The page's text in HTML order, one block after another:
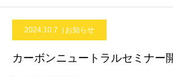
2024.10.7 お知らせ
カーボンニュートラルセミナー